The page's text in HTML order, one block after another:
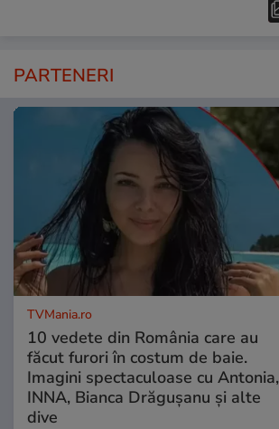
PARTENERI
TVMania.ro
10 vedete din România care au
făcut furori în costum de baie.
Imagini spectaculoase cu Antonia,
INNA, Bianca Drăgușanu și alte
dive